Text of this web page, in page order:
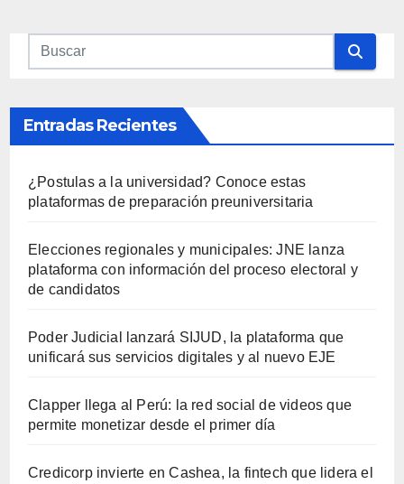
Entradas Recientes
¿Postulas a la universidad? Conoce estas
plataformas de preparación preuniversitaria
Elecciones regionales y municipales: JNE lanza
plataforma con información del proceso electoral y
de candidatos
Poder Judicial lanzará SIJUD, la plataforma que
unificará sus servicios digitales y al nuevo EJE
Clapper llega al Perú: la red social de videos que
permite monetizar desde el primer día
Credicorp invierte en Cashea, la fintech que lidera el